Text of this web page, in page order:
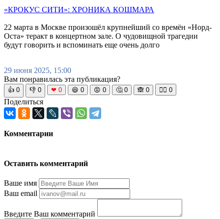
«КРОКУС СИТИ»: ХРОНИКА КОШМАРА
22 марта в Москве произошёл крупнейший со времён «Норд-
Оста» теракт в концертном зале. О чудовищной трагедии
будут говорить и вспоминать еще очень долго
29 июня 2025, 15:00
Вам понравилась эта публикация?
👍 0 👎 0 ❤ 0 😆 0 😡 0 🤔 0 🙈 0 🧘‍♀️ 0
Поделиться
Комментарии
Оставить комментарий
Ваше имя
Ваш email
Введите Ваш комментарий